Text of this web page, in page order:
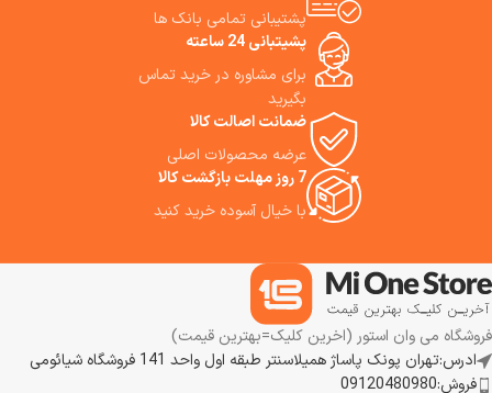
پشتیبانی تمامی بانک ها
پشیتبانی 24 ساعته
برای مشاوره در خرید تماس
بگیرید
ضمانت اصالت کالا
عرضه محصولات اصلی
7 روز مهلت بازگشت کالا
با خیال آسوده خرید کنید
فروشگاه می وان استور (اخرین کلیک=بهترین قیمت)
ادرس:تهران پونک پاساژ همیلاسنتر طبقه اول واحد 141 فروشگاه شیائومی
فروش:09120480980